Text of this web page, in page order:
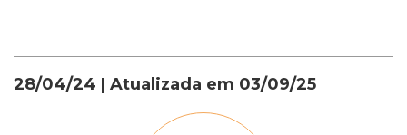
28/04/24 | Atualizada em 03/09/25